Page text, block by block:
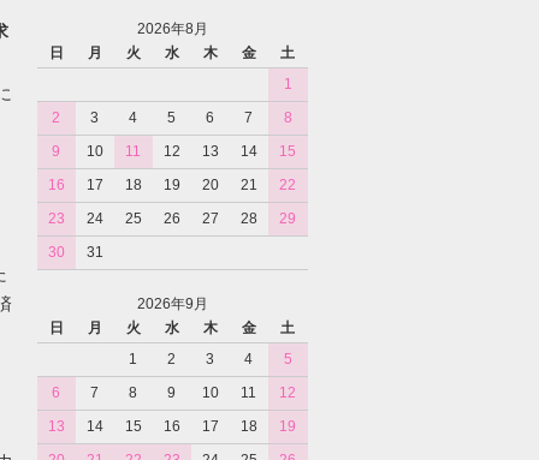
2026年8月
日
月 火 水 木 金
土
1
2
3 4 5 6 7
8
9
10 11 12 13 14
15
16
17 18 19 20 21
22
23
24 25 26 27 28
29
30
31
2026年9月
日
月 火 水 木 金
土
1
2 3 4
5
6
7 8 9 10 11
12
13
14 15 16 17 18
19